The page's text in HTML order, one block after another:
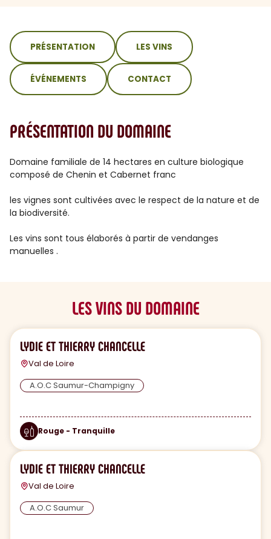
sommaire
PRÉSENTATION LES VINS
ÉVÉNEMENTS CONTACT
PRÉSENTATION DU DOMAINE
Domaine familiale de 14 hectares en culture biologique
composé de Chenin et Cabernet franc
les vignes sont cultivées avec le respect de la nature et de
la biodiversité.
Les vins sont tous élaborés à partir de vendanges
manuelles .
LES VINS DU DOMAINE
LYDIE ET THIERRY CHANCELLE
Val de Loire
A.O.C Saumur-Champigny
Rouge - Tranquille
LYDIE ET THIERRY CHANCELLE
Val de Loire
A.O.C Saumur